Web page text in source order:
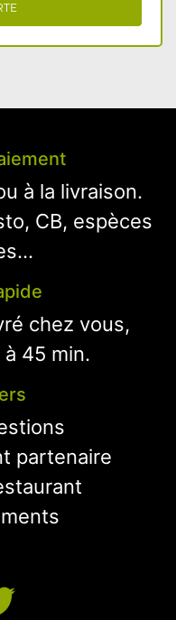
à la livraison.
CB, espèces
chez vous,
45 min.
partenaire